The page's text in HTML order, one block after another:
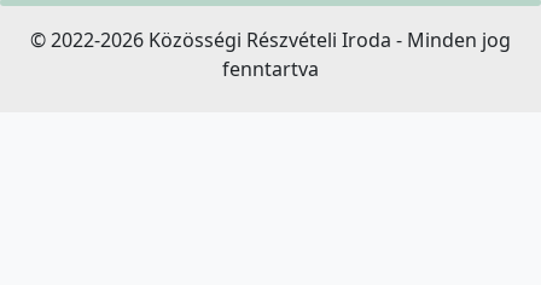
© 2022-2026 Közösségi Részvételi Iroda - Minden jog
fenntartva